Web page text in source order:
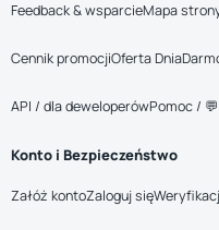
Feedback & wsparcieMapa
Cennik promocjiOferta Dnia
API / dla deweloperówPomoc /
Konto i Bezpieczeństwo
Załóż kontoZaloguj się